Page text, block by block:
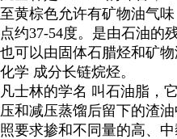
至黄棕色允许有矿物油气
点约37-54度。是由石油的
也可以由固体石腊烃和矿
化学 成分长链烷烃。
凡士林的学名 叫石油脂，
压和减压蒸馏后留下的渣
照要求掺和不同量的高、